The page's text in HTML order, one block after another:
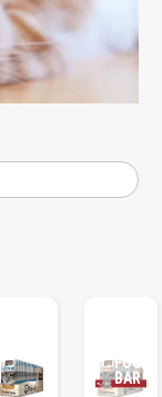
ALL
FÜG
BAR